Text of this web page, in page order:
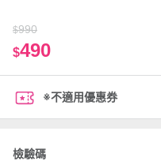
$990
$490
※不適用優惠券
檢驗碼